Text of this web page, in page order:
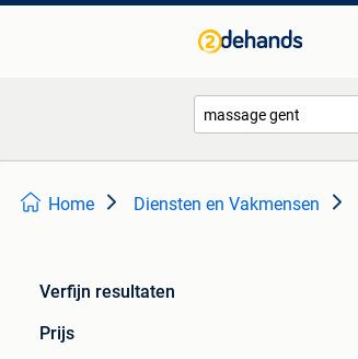
Home Diensten en Vakmensen
Verfijn resultaten
Prijs